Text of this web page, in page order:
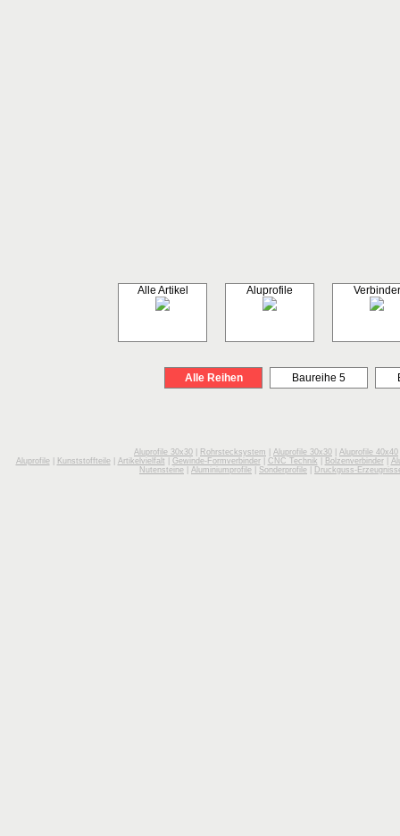
Alle Artikel Aluprofile Verbinder
Alle Reihen Baureihe 5
Aluprofile 30x30 Rohrstecksystem Aluprofile 30x30 Aluprofile 40x40
Aluprofile| Kunststoffteile| Artikelvielfalt Gewinde-Formverbinder| CNC Technik Bolzenverbinder|
Nutensteine
Aluminiumprofile Sonderprofile Druckguss-